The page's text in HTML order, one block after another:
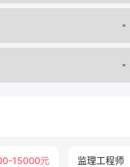
15000元 监理工程师